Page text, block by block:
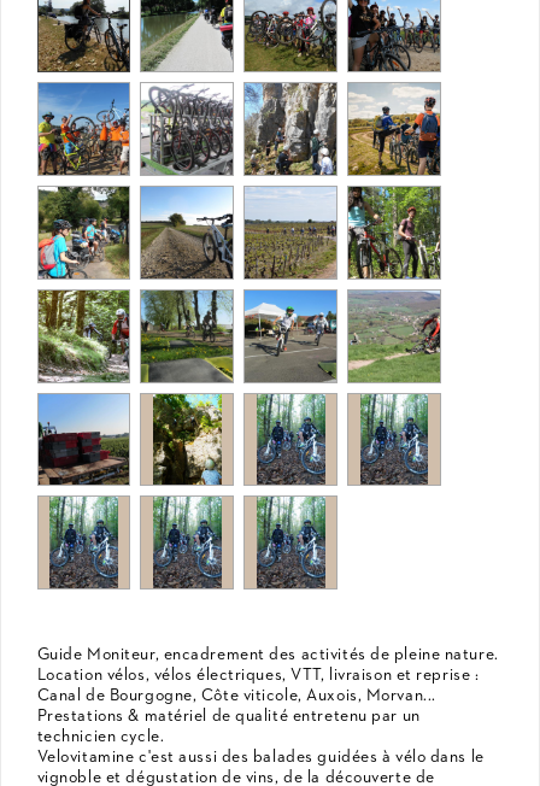
Guide Moniteur, encadrement des activités de pleine nature.
Location vélos, vélos électriques, VTT, livraison et reprise :
Canal de Bourgogne, Côte viticole, Auxois, Morvan...
Prestations & matériel de qualité entretenu par un
technicien cycle.
Velovitamine c'est aussi des balades guidées à vélo dans le
vignoble et dégustation de vins, de la découverte de